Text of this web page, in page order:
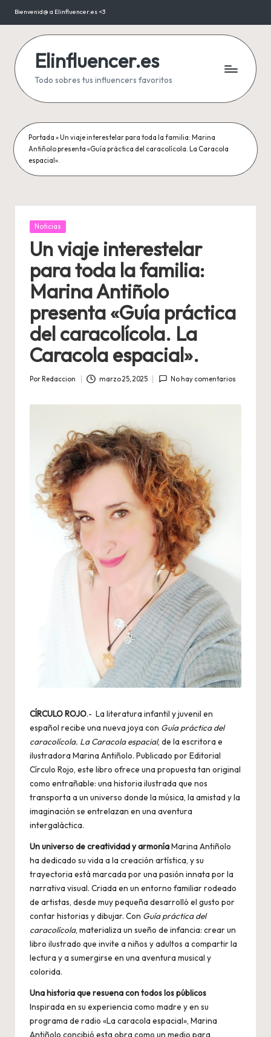
Saltar
contenido
Bienvenid@ a Elinfluencer.es <3
Elinfluencer.es
Todo sobres tus influencers favoritos
Portada »Un viaje interestelar para toda la familia: Marina
Antiñolo presenta «Guía práctica del caracolícola. La Caracola
espacial».
Publicada
Noticias
Un viaje interestelar
para toda la familia:
Marina Antiñolo
presenta «Guía práctica
del caracolícola. La
Caracola espacial».
Por Redaccion marzo 25, 2025 No hay comentarios
CÍRCULO ROJO.- La literatura infantil y juvenil en
español recibe una nueva joya con Guía práctica del
caracolícola. La Caracola espacial, de la escritora e
ilustradora Marina Antiñolo. Publicado por Editorial
Círculo Rojo, este libro ofrece una propuesta tan original
como entrañable: una historia ilustrada que nos
transporta a un universo donde la música, la amistad y la
imaginación se entrelazan en una aventura
intergaláctica.
Un universo de creatividad y armoníaMarina Antiñolo
ha dedicado su vida a la creación artística, y su
trayectoria está marcada por una pasión innata por la
narrativa visual. Criada en un entorno familiar rodeado
de artistas, desde muy pequeña desarrolló el gusto por
contar historias y dibujar. Con Guía práctica del
caracolícola, materializa un sueño de infancia: crear un
libro ilustrado que invite a niños y adultos a compartir la
lectura y a sumergirse en una aventura musical y
colorida.
Una historia que resuena con todos los públicos
Inspirada en su experiencia como madre y en su
programa de radio «La caracola espacial», Marina
Antiñolo concibió esta obra como un medio para